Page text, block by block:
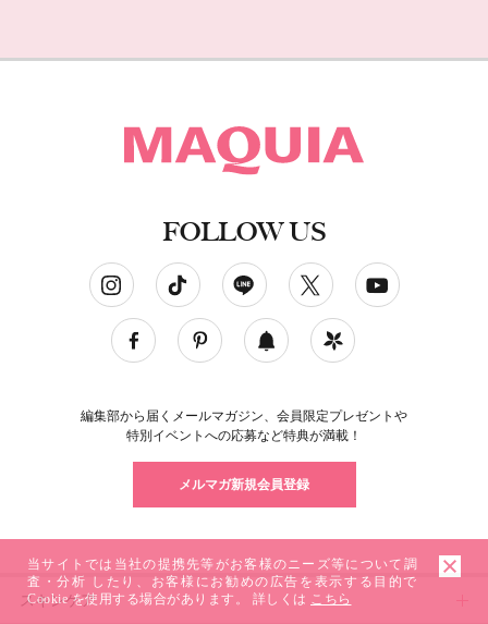
FOLLOW US
編集部から届くメールマガジン、会員限定プレゼントや
特別イベントへの応募など特典が満載！
メルマガ新規会員登録
スキンケア
当サイトでは当社の提携先等がお客様のニーズ等について調
査・分析 したり、お客様にお勧めの広告を表示する目的で
Cookie を使用する場合があります。 詳しくは こちら